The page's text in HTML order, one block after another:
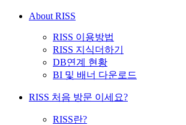
About RISS
RISS 이용방법
RISS 지식더하기
DB연계 현황
BI 및 배너 다운로드
RISS 처음 방문 이세요?
RISS란?